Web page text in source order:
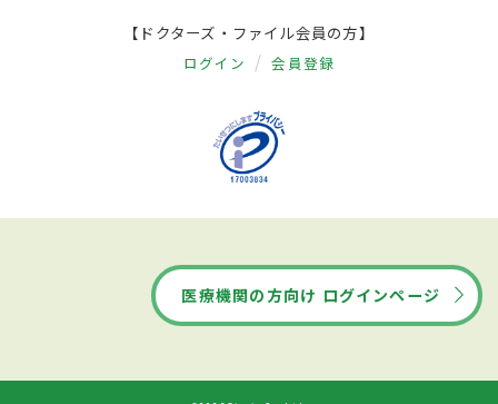
【ドクターズ・ファイル会員の方】
ログイン 会員登録
医療機関の方向け ログインページ